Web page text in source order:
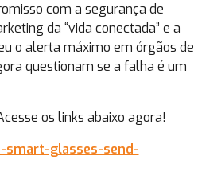
com a segurança de
da “vida conectada” e a
o alerta máximo em órgãos de
questionam se a falha é um
os links abaixo agora!
glasses-send-